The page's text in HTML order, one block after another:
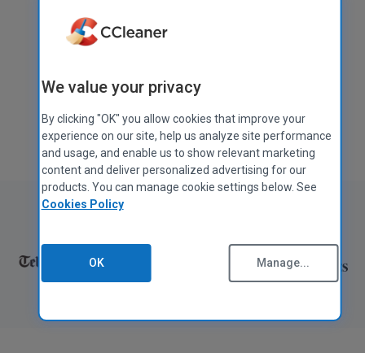
Obtenir CCleaner Pro
Également disponible pourMac,AndroidetiOS
Comme présenté dans :
We value your privacy
By clicking "OK" you allow cookies that improve your
experience on our site, help us analyze site performance
and usage, and enable us to show relevant marketing
content and deliver personalized advertising for our
products. You can manage cookie settings below. See
Cookies Policy
OK Manage...